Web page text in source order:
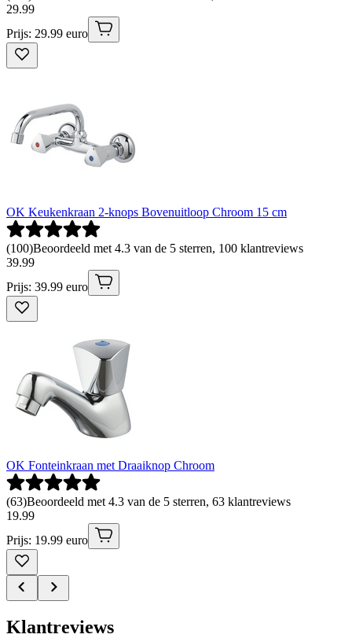
29.99
Prijs: 29.99 euro
OK Keukenkraan 2-knops Bovenuitloop Chroom 15 cm
(100)Beoordeeld met 4.3 van de 5 sterren, 100 klantreviews
39.99
Prijs: 39.99 euro
OK Fonteinkraan met Draaiknop Chroom
(63)Beoordeeld met 4.3 van de 5 sterren, 63 klantreviews
19.99
Prijs: 19.99 euro
Klantreviews